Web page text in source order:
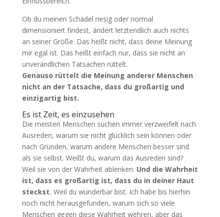
Ob du meinen Schädel riesig oder normal
dimensioniert findest, ändert letztendlich auch nichts
an seiner Größe. Das heißt nicht, dass deine Meinung
mir egal ist. Das heißt einfach nur, dass sie nicht an
unverändlichen Tatsachen rüttelt.
Genauso rüttelt die Meinung anderer Menschen
nicht an der Tatsache, dass du großartig und
einzigartig bist.
Es ist Zeit, es einzusehen
Die meisten Menschen suchen immer verzweifelt nach
Ausreden, warum sie nicht glücklich sein können oder
nach Gründen, warum andere Menschen besser sind
als sie selbst. Weißt du, warum das Ausreden sind?
Weil sie von der Wahrheit ablenken. Und die Wahrheit
ist, dass es großartig ist, dass du in deiner Haut
steckst. Weil du wunderbar bist. Ich habe bis hierhin
noch nicht herausgefunden, warum sich so viele
Menschen gegen diese Wahrheit wehren, aber das